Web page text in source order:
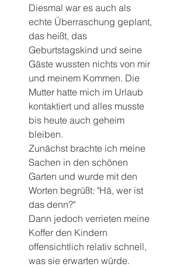
Diesmal war es auch als
echte Überraschung geplant,
das heißt, das
Geburtstagskind und seine
Gäste wussten nichts von mir
und meinem Kommen. Die
Mutter hatte mich im Urlaub
kontaktiert und alles musste
bis heute auch geheim
bleiben.
Zunächst brachte ich meine
Sachen in den schönen
Garten und wurde mit den
Worten begrüßt: "Hä, wer ist
das denn?"
Dann jedoch verrieten meine
Koffer den Kindern
offensichtlich relativ schnell,
was sie erwarten würde.